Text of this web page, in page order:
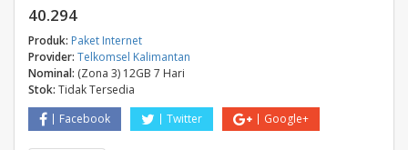
40.294
Produk: Paket Internet
Provider: Telkomsel Kalimantan
Nominal: (Zona 3) 12GB 7 Hari
Stok: Tidak Tersedia
Facebook
Twitter Google+